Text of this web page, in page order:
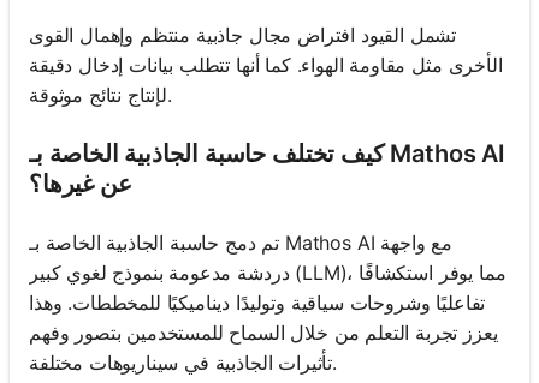
تشمل القيود افتراض مجال جاذبية منتظم وإهمال القوى
الأخرى مثل مقاومة الهواء. كما أنها تتطلب بيانات إدخال دقيقة
لإنتاج نتائج موثوقة.
كيف تختلف حاسبة الجاذبية الخاصة بـ Mathos AI
عن غيرها؟
تم دمج حاسبة الجاذبية الخاصة بـ Mathos AI مع واجهة
دردشة مدعومة بنموذج لغوي كبير (LLM)، مما يوفر استكشافًا
تفاعليًا وشروحات سياقية وتوليدًا ديناميكيًا للمخططات. وهذا
يعزز تجربة التعلم من خلال السماح للمستخدمين بتصور وفهم
تأثيرات الجاذبية في سيناريوهات مختلفة.